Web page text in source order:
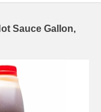
Sauce Gallon,